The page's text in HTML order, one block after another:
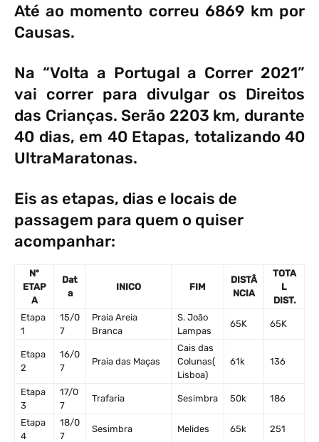
Até ao momento correu 6869 km por
Causas.
Na “Volta a Portugal a Correr 2021”
vai correr para divulgar os Direitos
das Crianças. Serão 2203 km, durante
40 dias, em 40 Etapas, totalizando 40
UltraMaratonas.
Eis as etapas, dias e locais de
passagem para quem o quiser
acompanhar:
Nº
ETAP
A
Dat
a
INICO FIM
DISTÂ
NCIA
TOTA
L
DIST.
Etapa
1
15/0
7
Praia Areia
Branca
S. João
Lampas
65K 65K
Etapa
2
16/0
7
Praia das Maças
Cais das
Colunas(
Lisboa)
61k 136
Etapa
3
17/0
7
Trafaria Sesimbra 50k 186
Etapa
4
18/0
7
Sesimbra Melides 65k 251